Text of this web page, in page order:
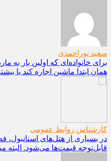
سعید پوراحمدی
برای خانواده‌ای که اولین بار به
همان ابتدا ماشین اجاره کند یا
کارشناس روابط عمومی
در بسیاری از هتل‌های
قابل‌توجه قیمت‌ها می‌شود. البته